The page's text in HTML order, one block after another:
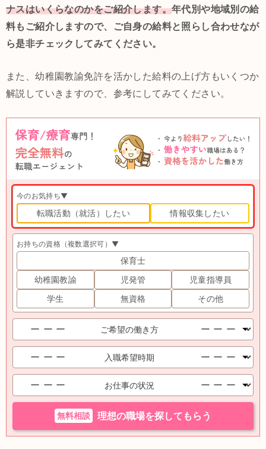
ナスはいくらなのかをご紹介します。年代別や地域別の給
料もご紹介しますので、ご自身の給料と照らし合わせなが
ら是非チェックしてみてください。
また、幼稚園教諭免許を活かした給料の上げ方もいくつか
解説していきますので、参考にしてみてください。
今のお気持ち▼
転職活動（就活）したい 情報収集したい
お持ちの資格（複数選択可）▼
保育士
幼稚園教諭
児発管
児童指導員
学生
無資格 その他
無料相談 理想の職場を探してもらう